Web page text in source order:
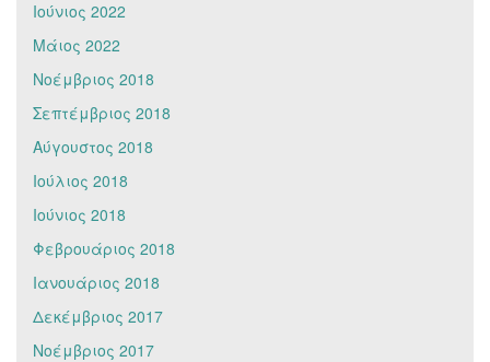
Ιούνιος 2022
Μάιος 2022
Νοέμβριος 2018
Σεπτέμβριος 2018
Αύγουστος 2018
Ιούλιος 2018
Ιούνιος 2018
Φεβρουάριος 2018
Ιανουάριος 2018
Δεκέμβριος 2017
Νοέμβριος 2017